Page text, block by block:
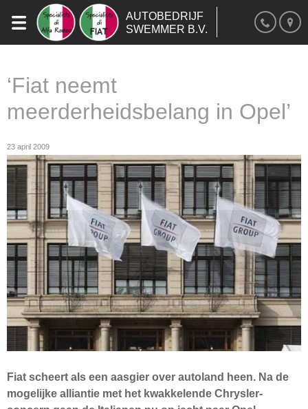
AUTOBEDRIJF
SWEMMER B.V.
‘Fiat neemt
meerderheidsbelang in Opel’
23 april 2009
Fiat scheert als een aasgier over autoland heen. Na de
mogelijke alliantie met het kwakkelende Chrysler-